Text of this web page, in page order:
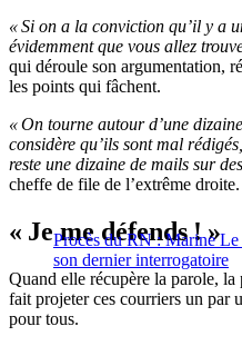
« Si on a la conviction qu’il y a
évidemment que vous allez
qui déroule son argumentation,
les points qui fâchent.
« On tourne autour d’une
considère qu’ils sont mal
reste une dizaine de mails sur
cheffe de file de l’extrême droite.
Procès du RN : Marine
son dernier interrogatoire
« Je me défends ! »
Quand elle récupère la parole,
fait projeter ces courriers un par
pour tous.